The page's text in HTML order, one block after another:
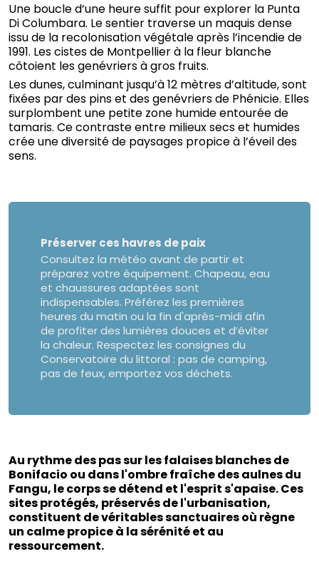
Une boucle d’une heure suffit pour explorer la Punta
Di Columbara. Le sentier traverse un maquis dense
issu de la recolonisation végétale après l’incendie de
1991. Les cistes de Montpellier à la fleur blanche
côtoient les genévriers à gros fruits.
Les dunes, culminant jusqu’à 12 mètres d’altitude, sont
fixées par des pins et des genévriers de Phénicie. Elles
surplombent une petite zone humide entourée de
tamaris. Ce contraste entre milieux secs et humides
crée une diversité de paysages propice à l’éveil des
sens.
Préserver ces havres de paix
Consultez la météo avant de partir et
préparez votre équipement. Chapeau, eau
et chaussures adaptées sont
indispensables. Préférez les premières
heures du matin ou la fin d'après-midi afin
de profiter des lumières douces et d’éviter
la chaleur. Respectez les consignes du
Conservatoire du littoral : pas de camping,
pas de feux, emportez vos déchets.
Au rythme des pas sur les falaises blanches de
Bonifacio ou dans l'ombre fraîche des aulnes du
Fangu, le corps se détend et l'esprit s'apaise. Ces
sites protégés, préservés de l'urbanisation,
constituent de véritables sanctuaires où règne
un calme propice à la sérénité et au
ressourcement.